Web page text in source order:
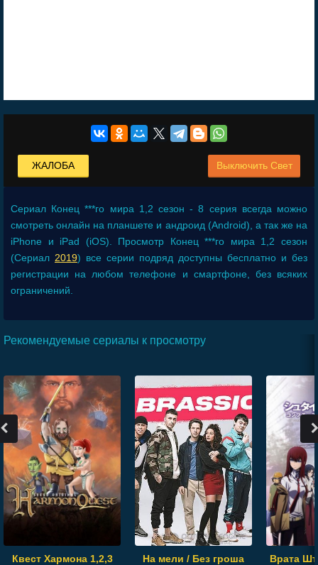
Выключить Свет
ЖАЛОБА
Сериал Конец ***го мира 1,2 сезон - 8 серия всегда можно
смотреть онлайн на планшете и андроид (Android), а так же на
iPhone и iPad (iOS). Просмотр Конец ***го мира 1,2 сезон
(Сериал 2019) все серии подряд доступны бесплатно и без
регистрации на любом телефоне и смартфоне, без всяких
ограничений.
Рекомендуемые сериалы к просмотру
Квест Хармона 1,2,3
На мели / Без гроша
Врата